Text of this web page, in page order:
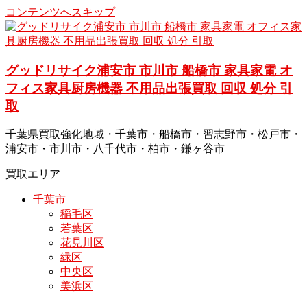
コンテンツへスキップ
グッドリサイク浦安市 市川市 船橋市 家具家電 オ
フィス家具厨房機器 不用品出張買取 回収 処分 引
取
千葉県買取強化地域・千葉市・船橋市・習志野市・松戸市・
浦安市・市川市・八千代市・柏市・鎌ヶ谷市
買取エリア
千葉市
稲毛区
若葉区
花見川区
緑区
中央区
美浜区